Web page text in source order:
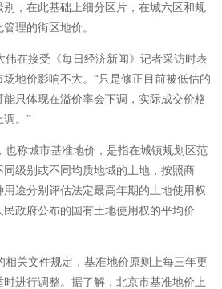
，在此基础上细分区片，在城六区和规
理的街区地价。
在接受《每日经济新闻》记者采访时表
地价影响不大。“只是修正目前被低估的
只体现在溢价率会下调，实际成交价格
调。”
称城市基准地价，是指在城镇规划区范
级别或不同均质地域的土地，按照商
途分别评估法定最高年期的土地使用权
政府公布的国有土地使用权的平均价
相关文件规定，基准地价原则上每三年更
进行调整。据了解，北京市基准地价上